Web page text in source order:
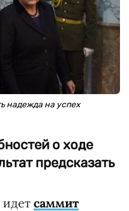
надежда на успех
о ходе
предсказать
идет саммит